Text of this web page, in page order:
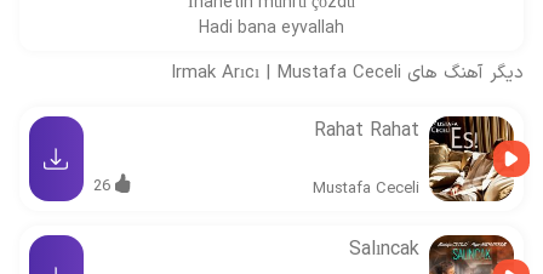
Hadi bana eyvallah
دیگر آهنگ های Irmak Arıcı | Mustafa Ceceli
Rahat Rahat
Mustafa Ceceli
26
Salıncak